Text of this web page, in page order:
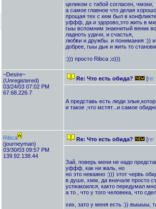
целиком с табой согласен, чмоки,
а самое главное что делая
прощая тех с кем был в
уффф, да и здорово,это жить в
гыы вспомним знаенитый веник
ладноть удачи, и счастья,
любви и дружбы. и понимания :))
добрее, гыы дык и жить то
:))) просто Ribca ;о)))
~Desire~
(Unregistered)
03/24/03 07:02 PM
67.68.226.7
Re: Что есть обида? [re:
А представь есть люди
и такое ,что мстят...и самое
Ribca
(journeyman)
03/30/03 09:57 PM
139.92.138.44
Re: Что есть обида? [re:
Зай, поверь мени не надо
уффф, как ни жаль, но
но это неважно :))) этот червь
в душе, хмм, да вначале просто
успкакоился, както передумал
а то , что у того человека, что
хих, зато у меня есть :)) выыыы,